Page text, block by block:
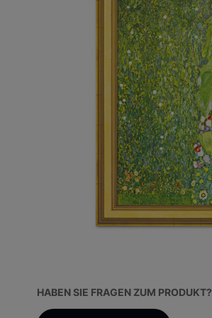
HABEN SIE FRAGEN ZUM PRODUKT?